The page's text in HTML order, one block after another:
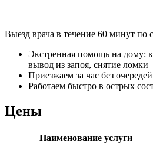
Выезд врача в течение 60 минут по
Экстренная помощь на дому:
вывод из запоя, снятие ломки
Приезжаем за час без
Работаем быстро в острых
Цены
Наименование услуги